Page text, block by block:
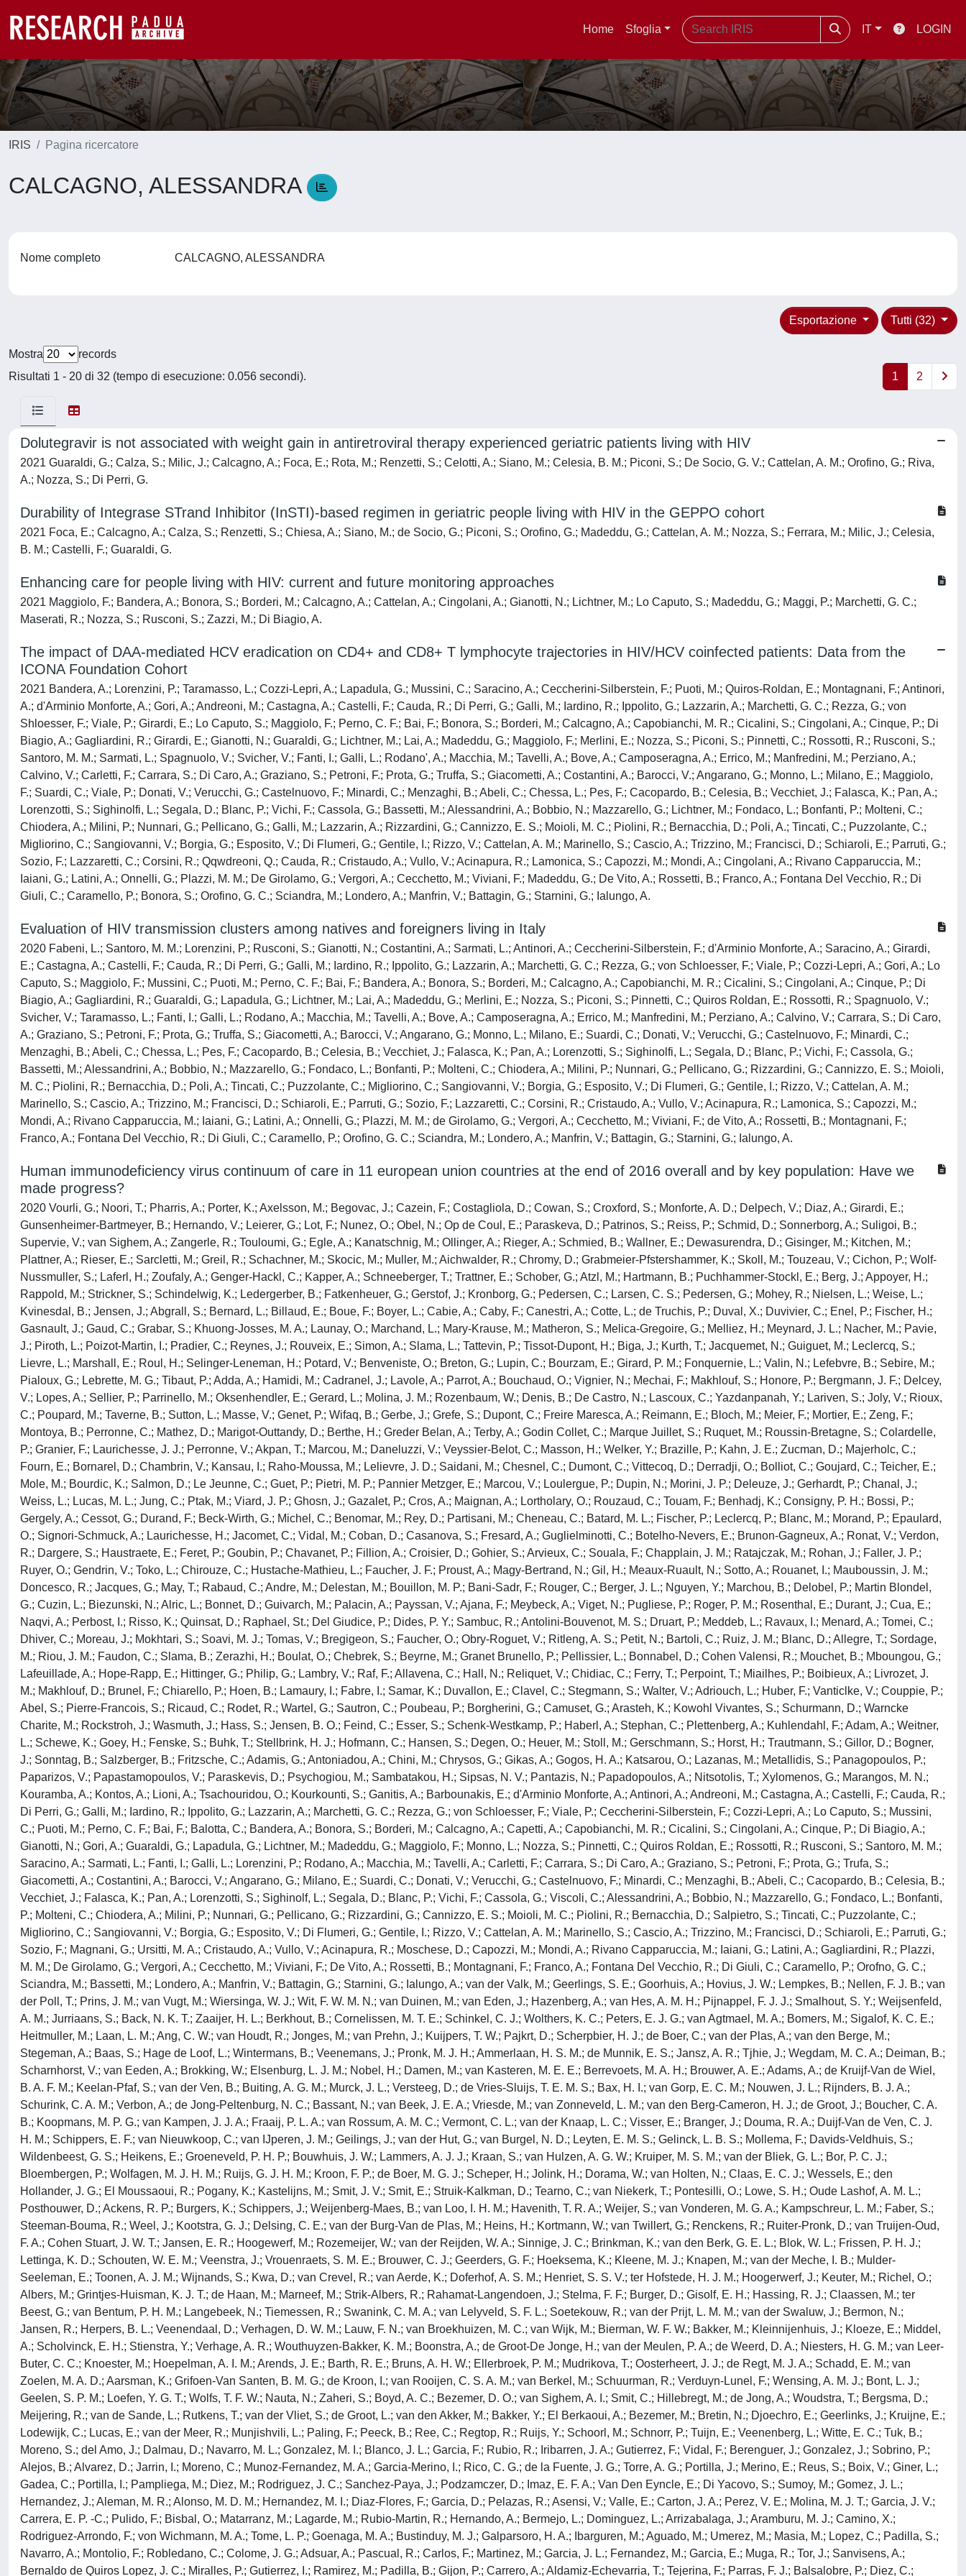
Home Sfoglia IT LOGIN
IRIS Pagina ricercatore
CALCAGNO, ALESSANDRA
Nome completo CALCAGNO, ALESSANDRA
Tutti (32)
Esportazione
Mostra
records
Risultati 1 - 20 di 32 (tempo di esecuzione: 0.056 secondi).
1 2
Dolutegravir is not associated with weight gain in antiretroviral therapy experienced geriatric patients living with HIV
2021 Guaraldi, G.; Calza, S.; Milic, J.; Calcagno, A.; Foca, E.; Rota, M.; Renzetti, S.; Celotti, A.; Siano, M.; Celesia, B. M.; Piconi, S.; De Socio, G. V.; Cattelan, A. M.; Orofino, G.; Riva,
A.; Nozza, S.; Di Perri, G.
Durability of Integrase STrand Inhibitor (InSTI)-based regimen in geriatric people living with HIV in the GEPPO cohort
2021 Foca, E.; Calcagno, A.; Calza, S.; Renzetti, S.; Chiesa, A.; Siano, M.; de Socio, G.; Piconi, S.; Orofino, G.; Madeddu, G.; Cattelan, A. M.; Nozza, S.; Ferrara, M.; Milic, J.; Celesia,
B. M.; Castelli, F.; Guaraldi, G.
Enhancing care for people living with HIV: current and future monitoring approaches
2021 Maggiolo, F.; Bandera, A.; Bonora, S.; Borderi, M.; Calcagno, A.; Cattelan, A.; Cingolani, A.; Gianotti, N.; Lichtner, M.; Lo Caputo, S.; Madeddu, G.; Maggi, P.; Marchetti, G. C.;
Maserati, R.; Nozza, S.; Rusconi, S.; Zazzi, M.; Di Biagio, A.
The impact of DAA-mediated HCV eradication on CD4+ and CD8+ T lymphocyte trajectories in HIV/HCV coinfected patients: Data from the
ICONA Foundation Cohort
2021 Bandera, A.; Lorenzini, P.; Taramasso, L.; Cozzi-Lepri, A.; Lapadula, G.; Mussini, C.; Saracino, A.; Ceccherini-Silberstein, F.; Puoti, M.; Quiros-Roldan, E.; Montagnani, F.; Antinori,
A.; d'Arminio Monforte, A.; Gori, A.; Andreoni, M.; Castagna, A.; Castelli, F.; Cauda, R.; Di Perri, G.; Galli, M.; Iardino, R.; Ippolito, G.; Lazzarin, A.; Marchetti, G. C.; Rezza, G.; von
Shloesser, F.; Viale, P.; Girardi, E.; Lo Caputo, S.; Maggiolo, F.; Perno, C. F.; Bai, F.; Bonora, S.; Borderi, M.; Calcagno, A.; Capobianchi, M. R.; Cicalini, S.; Cingolani, A.; Cinque, P.; Di
Biagio, A.; Gagliardini, R.; Girardi, E.; Gianotti, N.; Guaraldi, G.; Lichtner, M.; Lai, A.; Madeddu, G.; Maggiolo, F.; Merlini, E.; Nozza, S.; Piconi, S.; Pinnetti, C.; Rossotti, R.; Rusconi, S.;
Santoro, M. M.; Sarmati, L.; Spagnuolo, V.; Svicher, V.; Fanti, I.; Galli, L.; Rodano', A.; Macchia, M.; Tavelli, A.; Bove, A.; Camposeragna, A.; Errico, M.; Manfredini, M.; Perziano, A.;
Calvino, V.; Carletti, F.; Carrara, S.; Di Caro, A.; Graziano, S.; Petroni, F.; Prota, G.; Truffa, S.; Giacometti, A.; Costantini, A.; Barocci, V.; Angarano, G.; Monno, L.; Milano, E.; Maggiolo,
F.; Suardi, C.; Viale, P.; Donati, V.; Verucchi, G.; Castelnuovo, F.; Minardi, C.; Menzaghi, B.; Abeli, C.; Chessa, L.; Pes, F.; Cacopardo, B.; Celesia, B.; Vecchiet, J.; Falasca, K.; Pan, A.;
Lorenzotti, S.; Sighinolfi, L.; Segala, D.; Blanc, P.; Vichi, F.; Cassola, G.; Bassetti, M.; Alessandrini, A.; Bobbio, N.; Mazzarello, G.; Lichtner, M.; Fondaco, L.; Bonfanti, P.; Molteni, C.;
Chiodera, A.; Milini, P.; Nunnari, G.; Pellicano, G.; Galli, M.; Lazzarin, A.; Rizzardini, G.; Cannizzo, E. S.; Moioli, M. C.; Piolini, R.; Bernacchia, D.; Poli, A.; Tincati, C.; Puzzolante, C.;
Migliorino, C.; Sangiovanni, V.; Borgia, G.; Esposito, V.; Di Flumeri, G.; Gentile, I.; Rizzo, V.; Cattelan, A. M.; Marinello, S.; Cascio, A.; Trizzino, M.; Francisci, D.; Schiaroli, E.; Parruti, G.;
Sozio, F.; Lazzaretti, C.; Corsini, R.; Qqwdreoni, Q.; Cauda, R.; Cristaudo, A.; Vullo, V.; Acinapura, R.; Lamonica, S.; Capozzi, M.; Mondi, A.; Cingolani, A.; Rivano Capparuccia, M.;
Iaiani, G.; Latini, A.; Onnelli, G.; Plazzi, M. M.; De Girolamo, G.; Vergori, A.; Cecchetto, M.; Viviani, F.; Madeddu, G.; De Vito, A.; Rossetti, B.; Franco, A.; Fontana Del Vecchio, R.; Di
Giuli, C.; Caramello, P.; Bonora, S.; Orofino, G. C.; Sciandra, M.; Londero, A.; Manfrin, V.; Battagin, G.; Starnini, G.; Ialungo, A.
Evaluation of HIV transmission clusters among natives and foreigners living in Italy
2020 Fabeni, L.; Santoro, M. M.; Lorenzini, P.; Rusconi, S.; Gianotti, N.; Costantini, A.; Sarmati, L.; Antinori, A.; Ceccherini-Silberstein, F.; d'Arminio Monforte, A.; Saracino, A.; Girardi,
E.; Castagna, A.; Castelli, F.; Cauda, R.; Di Perri, G.; Galli, M.; Iardino, R.; Ippolito, G.; Lazzarin, A.; Marchetti, G. C.; Rezza, G.; von Schloesser, F.; Viale, P.; Cozzi-Lepri, A.; Gori, A.; Lo
Caputo, S.; Maggiolo, F.; Mussini, C.; Puoti, M.; Perno, C. F.; Bai, F.; Bandera, A.; Bonora, S.; Borderi, M.; Calcagno, A.; Capobianchi, M. R.; Cicalini, S.; Cingolani, A.; Cinque, P.; Di
Biagio, A.; Gagliardini, R.; Guaraldi, G.; Lapadula, G.; Lichtner, M.; Lai, A.; Madeddu, G.; Merlini, E.; Nozza, S.; Piconi, S.; Pinnetti, C.; Quiros Roldan, E.; Rossotti, R.; Spagnuolo, V.;
Svicher, V.; Taramasso, L.; Fanti, I.; Galli, L.; Rodano, A.; Macchia, M.; Tavelli, A.; Bove, A.; Camposeragna, A.; Errico, M.; Manfredini, M.; Perziano, A.; Calvino, V.; Carrara, S.; Di Caro,
A.; Graziano, S.; Petroni, F.; Prota, G.; Truffa, S.; Giacometti, A.; Barocci, V.; Angarano, G.; Monno, L.; Milano, E.; Suardi, C.; Donati, V.; Verucchi, G.; Castelnuovo, F.; Minardi, C.;
Menzaghi, B.; Abeli, C.; Chessa, L.; Pes, F.; Cacopardo, B.; Celesia, B.; Vecchiet, J.; Falasca, K.; Pan, A.; Lorenzotti, S.; Sighinolfi, L.; Segala, D.; Blanc, P.; Vichi, F.; Cassola, G.;
Bassetti, M.; Alessandrini, A.; Bobbio, N.; Mazzarello, G.; Fondaco, L.; Bonfanti, P.; Molteni, C.; Chiodera, A.; Milini, P.; Nunnari, G.; Pellicano, G.; Rizzardini, G.; Cannizzo, E. S.; Moioli,
M. C.; Piolini, R.; Bernacchia, D.; Poli, A.; Tincati, C.; Puzzolante, C.; Migliorino, C.; Sangiovanni, V.; Borgia, G.; Esposito, V.; Di Flumeri, G.; Gentile, I.; Rizzo, V.; Cattelan, A. M.;
Marinello, S.; Cascio, A.; Trizzino, M.; Francisci, D.; Schiaroli, E.; Parruti, G.; Sozio, F.; Lazzaretti, C.; Corsini, R.; Cristaudo, A.; Vullo, V.; Acinapura, R.; Lamonica, S.; Capozzi, M.;
Mondi, A.; Rivano Capparuccia, M.; Iaiani, G.; Latini, A.; Onnelli, G.; Plazzi, M. M.; de Girolamo, G.; Vergori, A.; Cecchetto, M.; Viviani, F.; de Vito, A.; Rossetti, B.; Montagnani, F.;
Franco, A.; Fontana Del Vecchio, R.; Di Giuli, C.; Caramello, P.; Orofino, G. C.; Sciandra, M.; Londero, A.; Manfrin, V.; Battagin, G.; Starnini, G.; Ialungo, A.
Human immunodeficiency virus continuum of care in 11 european union countries at the end of 2016 overall and by key population: Have we
made progress?
2020 Vourli, G.; Noori, T.; Pharris, A.; Porter, K.; Axelsson, M.; Begovac, J.; Cazein, F.; Costagliola, D.; Cowan, S.; Croxford, S.; Monforte, A. D.; Delpech, V.; Diaz, A.; Girardi, E.; Gunsenheimer-Bartmeyer, B.; Hernando, V.; Leierer, G.; Lot, F.; Nunez, O.; Obel, N.; Op de Coul, E.; Paraskeva, D.; Patrinos, S.; Reiss, P.; Schmid, D.; Sonnerborg, A.; Suligoi, B.; Supervie, V.; van Sighem, A.; Zangerle, R.; Touloumi, G.; Egle, A.; Kanatschnig, M.; Ollinger, A.; Rieger, A.; Schmied, B.; Wallner, E.; Dewasurendra, D.; Gisinger, M.; Kitchen, M.; Plattner, A.; Rieser, E.; Sarcletti, M.; Greil, R.; Schachner, M.; Skocic, M.; Muller, M.; Aichwalder, R.; Chromy, D.; Grabmeier-Pfstershammer, K.; Skoll, M.; Touzeau, V.; Cichon, P.; Wolf-Nussmuller, S.; Laferl, H.; Zoufaly, A.; Genger-Hackl, C.; Kapper, A.; Schneeberger, T.; Trattner, E.; Schober, G.; Atzl, M.; Hartmann, B.; Puchhammer-Stockl, E.; Berg, J.; Appoyer, H.; Rappold, M.; Strickner, S.; Schindelwig, K.; Ledergerber, B.; Fatkenheuer, G.; Gerstof, J.; Kronborg, G.; Pedersen, C.; Larsen, C. S.; Pedersen, G.; Mohey, R.; Nielsen, L.; Weise, L.; Kvinesdal, B.; Jensen, J.; Abgrall, S.; Bernard, L.; Billaud, E.; Boue, F.; Boyer, L.; Cabie, A.; Caby, F.; Canestri, A.; Cotte, L.; de Truchis, P.; Duval, X.; Duvivier, C.; Enel, P.; Fischer, H.; Gasnault, J.; Gaud, C.; Grabar, S.; Khuong-Josses, M. A.; Launay, O.; Marchand, L.; Mary-Krause, M.; Matheron, S.; Melica-Gregoire, G.; Melliez, H.; Meynard, J. L.; Nacher, M.; Pavie, J.; Piroth, L.; Poizot-Martin, I.; Pradier, C.; Reynes, J.; Rouveix, E.; Simon, A.; Slama, L.; Tattevin, P.; Tissot-Dupont, H.; Biga, J.; Kurth, T.; Jacquemet, N.; Guiguet, M.; Leclercq, S.; Lievre, L.; Marshall, E.; Roul, H.; Selinger-Leneman, H.; Potard, V.; Benveniste, O.; Breton, G.; Lupin, C.; Bourzam, E.; Girard, P. M.; Fonquernie, L.; Valin, N.; Lefebvre, B.; Sebire, M.; Pialoux, G.; Lebrette, M. G.; Tibaut, P.; Adda, A.; Hamidi, M.; Cadranel, J.; Lavole, A.; Parrot, A.; Bouchaud, O.; Vignier, N.; Mechai, F.; Makhlouf, S.; Honore, P.; Bergmann, J. F.; Delcey, V.; Lopes, A.; Sellier, P.; Parrinello, M.; Oksenhendler, E.; Gerard, L.; Molina, J. M.; Rozenbaum, W.; Denis, B.; De Castro, N.; Lascoux, C.; Yazdanpanah, Y.; Lariven, S.; Joly, V.; Rioux, C.; Poupard, M.; Taverne, B.; Sutton, L.; Masse, V.; Genet, P.; Wifaq, B.; Gerbe, J.; Grefe, S.; Dupont, C.; Freire Maresca, A.; Reimann, E.; Bloch, M.; Meier, F.; Mortier, E.; Zeng, F.; Montoya, B.; Perronne, C.; Mathez, D.; Marigot-Outtandy, D.; Berthe, H.; Greder Belan, A.; Terby, A.; Godin Collet, C.; Marque Juillet, S.; Ruquet, M.; Roussin-Bretagne, S.; Colardelle, P.; Granier, F.; Laurichesse, J. J.; Perronne, V.; Akpan, T.; Marcou, M.; Daneluzzi, V.; Veyssier-Belot, C.; Masson, H.; Welker, Y.; Brazille, P.; Kahn, J. E.; Zucman, D.; Majerholc, C.; Fourn, E.; Bornarel, D.; Chambrin, V.; Kansau, I.; Raho-Moussa, M.; Lelievre, J. D.; Saidani, M.; Chesnel, C.; Dumont, C.; Vittecoq, D.; Derradji, O.; Bolliot, C.; Goujard, C.; Teicher, E.; Mole, M.; Bourdic, K.; Salmon, D.; Le Jeunne, C.; Guet, P.; Pietri, M. P.; Pannier Metzger, E.; Marcou, V.; Loulergue, P.; Dupin, N.; Morini, J. P.; Deleuze, J.; Gerhardt, P.; Chanal, J.; Weiss, L.; Lucas, M. L.; Jung, C.; Ptak, M.; Viard, J. P.; Ghosn, J.; Gazalet, P.; Cros, A.; Maignan, A.; Lortholary, O.; Rouzaud, C.; Touam, F.; Benhadj, K.; Consigny, P. H.; Bossi, P.; Gergely, A.; Cessot, G.; Durand, F.; Beck-Wirth, G.; Michel, C.; Benomar, M.; Rey, D.; Partisani, M.; Cheneau, C.; Batard, M. L.; Fischer, P.; Leclercq, P.; Blanc, M.; Morand, P.; Epaulard, O.; Signori-Schmuck, A.; Laurichesse, H.; Jacomet, C.; Vidal, M.; Coban, D.; Casanova, S.; Fresard, A.; Guglielminotti, C.; Botelho-Nevers, E.; Brunon-Gagneux, A.; Ronat, V.; Verdon, R.; Dargere, S.; Haustraete, E.; Feret, P.; Goubin, P.; Chavanet, P.; Fillion, A.; Croisier, D.; Gohier, S.; Arvieux, C.; Souala, F.; Chapplain, J. M.; Ratajczak, M.; Rohan, J.; Faller, J. P.; Ruyer, O.; Gendrin, V.; Toko, L.; Chirouze, C.; Hustache-Mathieu, L.; Faucher, J. F.; Proust, A.; Magy-Bertrand, N.; Gil, H.; Meaux-Ruault, N.; Sotto, A.; Rouanet, I.; Mauboussin, J. M.; Doncesco, R.; Jacques, G.; May, T.; Rabaud, C.; Andre, M.; Delestan, M.; Bouillon, M. P.; Bani-Sadr, F.; Rouger, C.; Berger, J. L.; Nguyen, Y.; Marchou, B.; Delobel, P.; Martin Blondel, G.; Cuzin, L.; Biezunski, N.; Alric, L.; Bonnet, D.; Guivarch, M.; Palacin, A.; Payssan, V.; Ajana, F.; Meybeck, A.; Viget, N.; Pugliese, P.; Roger, P. M.; Rosenthal, E.; Durant, J.; Cua, E.; Naqvi, A.; Perbost, I.; Risso, K.; Quinsat, D.; Raphael, St.; Del Giudice, P.; Dides, P. Y.; Sambuc, R.; Antolini-Bouvenot, M. S.; Druart, P.; Meddeb, L.; Ravaux, I.; Menard, A.; Tomei, C.; Dhiver, C.; Moreau, J.; Mokhtari, S.; Soavi, M. J.; Tomas, V.; Bregigeon, S.; Faucher, O.; Obry-Roguet, V.; Ritleng, A. S.; Petit, N.; Bartoli, C.; Ruiz, J. M.; Blanc, D.; Allegre, T.; Sordage, M.; Riou, J. M.; Faudon, C.; Slama, B.; Zerazhi, H.; Boulat, O.; Chebrek, S.; Beyrne, M.; Granet Brunello, P.; Pellissier, L.; Bonnabel, D.; Cohen Valensi, R.; Mouchet, B.; Mboungou, G.; Lafeuillade, A.; Hope-Rapp, E.; Hittinger, G.; Philip, G.; Lambry, V.; Raf, F.; Allavena, C.; Hall, N.; Reliquet, V.; Chidiac, C.; Ferry, T.; Perpoint, T.; Miailhes, P.; Boibieux, A.; Livrozet, J. M.; Makhlouf, D.; Brunel, F.; Chiarello, P.; Hoen, B.; Lamaury, I.; Fabre, I.; Samar, K.; Duvallon, E.; Clavel, C.; Stegmann, S.; Walter, V.; Adriouch, L.; Huber, F.; Vanticlke, V.; Couppie, P.; Abel, S.; Pierre-Francois, S.; Ricaud, C.; Rodet, R.; Wartel, G.; Sautron, C.; Poubeau, P.; Borgherini, G.; Camuset, G.; Arasteh, K.; Kowohl Vivantes, S.; Schurmann, D.; Warncke Charite, M.; Rockstroh, J.; Wasmuth, J.; Hass, S.; Jensen, B. O.; Feind, C.; Esser, S.; Schenk-Westkamp, P.; Haberl, A.; Stephan, C.; Plettenberg, A.; Kuhlendahl, F.; Adam, A.; Weitner, L.; Schewe, K.; Goey, H.; Fenske, S.; Buhk, T.; Stellbrink, H. J.; Hofmann, C.; Hansen, S.; Degen, O.; Heuer, M.; Stoll, M.; Gerschmann, S.; Horst, H.; Trautmann, S.; Gillor, D.; Bogner, J.; Sonntag, B.; Salzberger, B.; Fritzsche, C.; Adamis, G.; Antoniadou, A.; Chini, M.; Chrysos, G.; Gikas, A.; Gogos, H. A.; Katsarou, O.; Lazanas, M.; Metallidis, S.; Panagopoulos, P.; Paparizos, V.; Papastamopoulos, V.; Paraskevis, D.; Psychogiou, M.; Sambatakou, H.; Sipsas, N. V.; Pantazis, N.; Papadopoulos, A.; Nitsotolis, T.; Xylomenos, G.; Marangos, M. N.; Kouramba, A.; Kontos, A.; Lioni, A.; Tsachouridou, O.; Kourkounti, S.; Ganitis, A.; Barbounakis, E.; d'Arminio Monforte, A.; Antinori, A.; Andreoni, M.; Castagna, A.; Castelli, F.; Cauda, R.; Di Perri, G.; Galli, M.; Iardino, R.; Ippolito, G.; Lazzarin, A.; Marchetti, G. C.; Rezza, G.; von Schloesser, F.; Viale, P.; Ceccherini-Silberstein, F.; Cozzi-Lepri, A.; Lo Caputo, S.; Mussini, C.; Puoti, M.; Perno, C. F.; Bai, F.; Balotta, C.; Bandera, A.; Bonora, S.; Borderi, M.; Calcagno, A.; Capetti, A.; Capobianchi, M. R.; Cicalini, S.; Cingolani, A.; Cinque, P.; Di Biagio, A.; Gianotti, N.; Gori, A.; Guaraldi, G.; Lapadula, G.; Lichtner, M.; Madeddu, G.; Maggiolo, F.; Monno, L.; Nozza, S.; Pinnetti, C.; Quiros Roldan, E.; Rossotti, R.; Rusconi, S.; Santoro, M. M.; Saracino, A.; Sarmati, L.; Fanti, I.; Galli, L.; Lorenzini, P.; Rodano, A.; Macchia, M.; Tavelli, A.; Carletti, F.; Carrara, S.; Di Caro, A.; Graziano, S.; Petroni, F.; Prota, G.; Trufa, S.; Giacometti, A.; Costantini, A.; Barocci, V.; Angarano, G.; Milano, E.; Suardi, C.; Donati, V.; Verucchi, G.; Castelnuovo, F.; Minardi, C.; Menzaghi, B.; Abeli, C.; Cacopardo, B.; Celesia, B.; Vecchiet, J.; Falasca, K.; Pan, A.; Lorenzotti, S.; Sighinolf, L.; Segala, D.; Blanc, P.; Vichi, F.; Cassola, G.; Viscoli, C.; Alessandrini, A.; Bobbio, N.; Mazzarello, G.; Fondaco, L.; Bonfanti, P.; Molteni, C.; Chiodera, A.; Milini, P.; Nunnari, G.; Pellicano, G.; Rizzardini, G.; Cannizzo, E. S.; Moioli, M. C.; Piolini, R.; Bernacchia, D.; Salpietro, S.; Tincati, C.; Puzzolante, C.; Migliorino, C.; Sangiovanni, V.; Borgia, G.; Esposito, V.; Di Flumeri, G.; Gentile, I.; Rizzo, V.; Cattelan, A. M.; Marinello, S.; Cascio, A.; Trizzino, M.; Francisci, D.; Schiaroli, E.; Parruti, G.; Sozio, F.; Magnani, G.; Ursitti, M. A.; Cristaudo, A.; Vullo, V.; Acinapura, R.; Moschese, D.; Capozzi, M.; Mondi, A.; Rivano Capparuccia, M.; Iaiani, G.; Latini, A.; Gagliardini, R.; Plazzi, M. M.; De Girolamo, G.; Vergori, A.; Cecchetto, M.; Viviani, F.; De Vito, A.; Rossetti, B.; Montagnani, F.; Franco, A.; Fontana Del Vecchio, R.; Di Giuli, C.; Caramello, P.; Orofno, G. C.; Sciandra, M.; Bassetti, M.; Londero, A.; Manfrin, V.; Battagin, G.; Starnini, G.; Ialungo, A.; van der Valk, M.; Geerlings, S. E.; Goorhuis, A.; Hovius, J. W.; Lempkes, B.; Nellen, F. J. B.; van der Poll, T.; Prins, J. M.; van Vugt, M.; Wiersinga, W. J.; Wit, F. W. M. N.; van Duinen, M.; van Eden, J.; Hazenberg, A.; van Hes, A. M. H.; Pijnappel, F. J. J.; Smalhout, S. Y.; Weijsenfeld, A. M.; Jurriaans, S.; Back, N. K. T.; Zaaijer, H. L.; Berkhout, B.; Cornelissen, M. T. E.; Schinkel, C. J.; Wolthers, K. C.; Peters, E. J. G.; van Agtmael, M. A.; Bomers, M.; Sigalof, K. C. E.; Heitmuller, M.; Laan, L. M.; Ang, C. W.; van Houdt, R.; Jonges, M.; van Prehn, J.; Kuijpers, T. W.; Pajkrt, D.; Scherpbier, H. J.; de Boer, C.; van der Plas, A.; van den Berge, M.; Stegeman, A.; Baas, S.; Hage de Loof, L.; Wintermans, B.; Veenemans, J.; Pronk, M. J. H.; Ammerlaan, H. S. M.; de Munnik, E. S.; Jansz, A. R.; Tjhie, J.; Wegdam, M. C. A.; Deiman, B.; Scharnhorst, V.; van Eeden, A.; Brokking, W.; Elsenburg, L. J. M.; Nobel, H.; Damen, M.; van Kasteren, M. E. E.; Berrevoets, M. A. H.; Brouwer, A. E.; Adams, A.; de Kruijf-Van de Wiel, B. A. F. M.; Keelan-Pfaf, S.; van der Ven, B.; Buiting, A. G. M.; Murck, J. L.; Versteeg, D.; de Vries-Sluijs, T. E. M. S.; Bax, H. I.; van Gorp, E. C. M.; Nouwen, J. L.; Rijnders, B. J. A.; Schurink, C. A. M.; Verbon, A.; de Jong-Peltenburg, N. C.; Bassant, N.; van Beek, J. E. A.; Vriesde, M.; van Zonneveld, L. M.; van den Berg-Cameron, H. J.; de Groot,